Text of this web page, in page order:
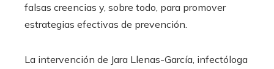
falsas creencias y, sobre todo, para promover
estrategias efectivas de prevención.
La intervención de Jara Llenas-García, infectóloga